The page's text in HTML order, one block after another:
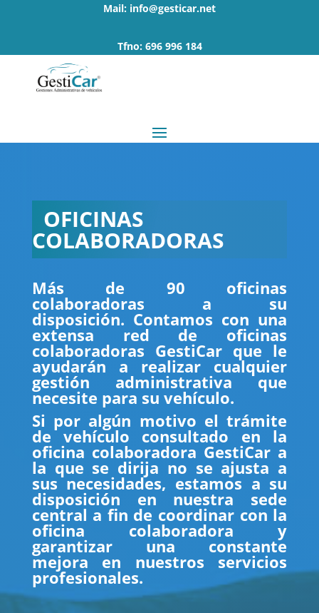
Mail: info@gesticar.net
Tfno: 696 996 184
OFICINAS
COLABORADORAS
Más de 90 oficinas
colaboradoras a su
disposición. Contamos con una
extensa red de oficinas
colaboradoras GestiCar que le
ayudarán a realizar cualquier
gestión administrativa que
necesite para su vehículo.
Si por algún motivo el trámite
de vehículo consultado en la
oficina colaboradora GestiCar a
la que se dirija no se ajusta a
sus necesidades, estamos a su
disposición en nuestra sede
central a fin de coordinar con la
oficina colaboradora y
garantizar una constante
mejora en nuestros servicios
profesionales.